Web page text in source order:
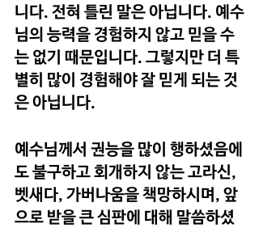
니다. 전혀 틀린 말은 아닙니다. 예수
님의 능력을 경험하지 않고 믿을 수
는 없기 때문입니다. 그렇지만 더 특
별히 많이 경험해야 잘 믿게 되는 것
은 아닙니다.
예수님께서 권능을 많이 행하셨음에
도 불구하고 회개하지 않는 고라신,
벳새다, 가버나움을 책망하시며, 앞
으로 받을 큰 심판에 대해 말씀하셨